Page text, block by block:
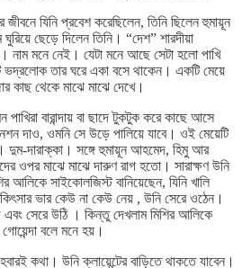
জীবনে যিনি প্রবেশ করেছিলেন, তিনি ছিলেন হুমায়ূন
ছেড়ে দিলেন তিনি। “দেশ” শারদীয়া
নাম মনে নেই। যেটা মনে আছে সেটা হলো পাখি
তার ঘরে একা বসে থাকেন। একটি মেয়ে
কাছ থেকে মাঝে মাঝে দেখে।
বারান্দায় বা ছাদে টুকটুক করে কাছে আসে
দাও, ওমনি সে উড়ে পালিয়ে যাবে। ওই মেয়েটি
দারাক্কা। সঙ্গে হুমায়ূন আহমেদ, হিমু আর
ওপর মাঝে মাঝে দারুণ রাগ হতো। সারাক্ষণ উনি
আলিকে সাইকোলজিস্ট বানিয়েছেন, যিনি খালি
ভার কেউ না কেউ নেয় , উনি সেরে ওঠেন।
সেরে উঠি । কিন্তু দেখলাম মিশির আলিকে
বলে মনে হয়।
কথা। উনি ক্লায়েন্টের বাড়িতে থাকতে যাবেন।